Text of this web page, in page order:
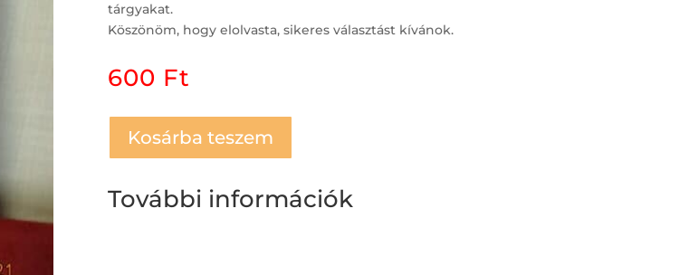
tárgyakat.
Köszönöm, hogy elolvasta, sikeres választást kívánok.
600 Ft
Kosárba teszem
További információk